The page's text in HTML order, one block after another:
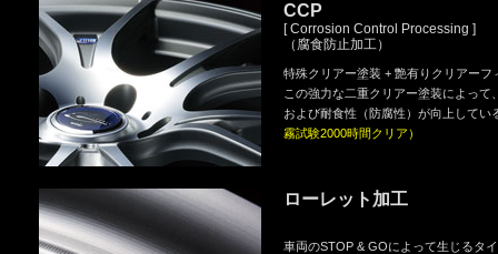
CCP
[ Corrosion Control Processing ]
（腐食防止加工）
特殊クリアー塗装 + 艶有りクリアーフ
この強力な二重クリアー塗装によって
および耐食性（防腐性）が向上してい
霧試験2000時間クリア）
ローレット加工
車両のSTOP & GOによって生じるタ